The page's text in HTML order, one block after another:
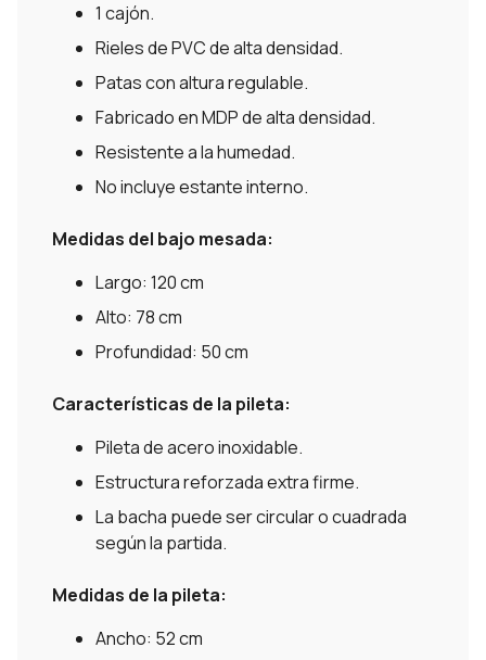
1 cajón.
Rieles de PVC de alta densidad.
Patas con altura regulable.
Fabricado en MDP de alta densidad.
Resistente a la humedad.
No incluye estante interno.
Medidas del bajo mesada:
Largo: 120 cm
Alto: 78 cm
Profundidad: 50 cm
Características de la pileta:
Pileta de acero inoxidable.
Estructura reforzada extra firme.
La bacha puede ser circular o cuadrada
según la partida.
Medidas de la pileta:
Ancho: 52 cm